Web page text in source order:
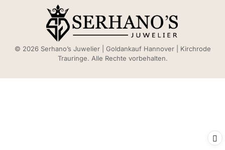
© 2026 Serhano’s Juwelier | Goldankauf Hannover | Kirchrode
Trauringe. Alle Rechte vorbehalten.